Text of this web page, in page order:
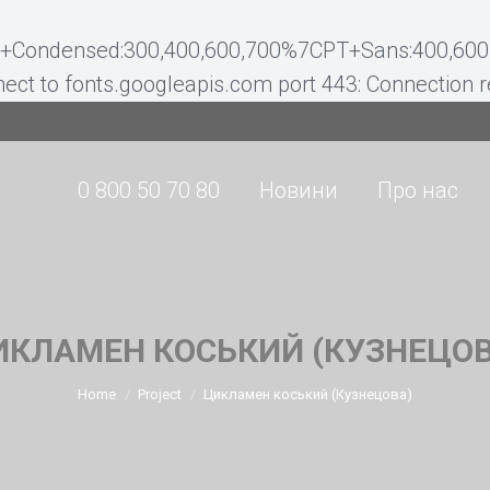
to fonts.googleapis.com port 443: Connection
0 800 50 70 80 Новини Про нас
КОСЬКИЙ
You are here:
Home Project Цикламен коський (Кузнецова)
0 800 50 70 80 Новини Про нас